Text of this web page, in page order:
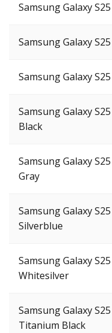
Samsung Galaxy
Samsung Galaxy
Samsung Galaxy
Samsung Galaxy
Black
Samsung Galaxy
Gray
Samsung Galaxy
Silverblue
Samsung Galaxy
Whitesilver
Samsung Galaxy
Titanium Black